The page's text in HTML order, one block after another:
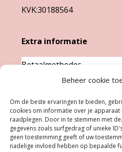
Beheer cookie
Om de beste ervaringen te bieden,
cookies om informatie over je apparaat
raadplegen. Door in te stemmen met
gegevens zoals surfgedrag of unieke
geen toestemming geeft of uw
nadelige invloed hebben op bepaalde
KVK:30188564
Extra informatie
Betaalmethodes
Garantie & klachten
verzendkosten
Retourneren